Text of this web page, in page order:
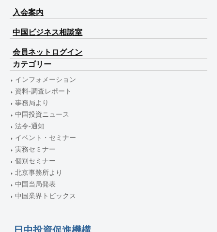
入会案内
中国ビジネス相談室
会員ネットログイン
カテゴリー
インフォメーション
資料-調査レポート
事務局より
中国投資ニュース
法令-通知
イベント・セミナー
実務セミナー
個別セミナー
北京事務所より
中国当局発表
中国業界トピックス